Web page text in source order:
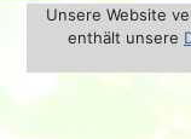
Unsere Website
enthält unsere